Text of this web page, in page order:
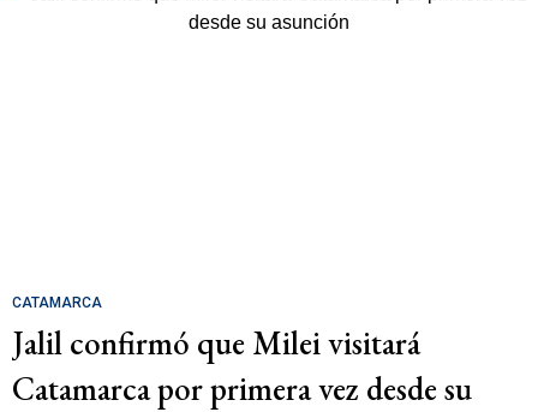
CATAMARCA
Jalil confirmó que Milei visitará
Catamarca por primera vez desde su